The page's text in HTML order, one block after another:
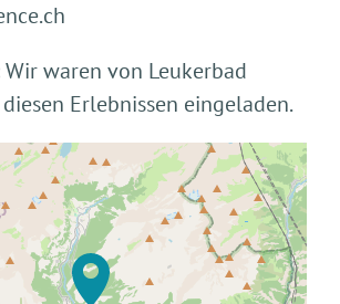
Wir waren von Leukerbad
Erlebnissen eingeladen.